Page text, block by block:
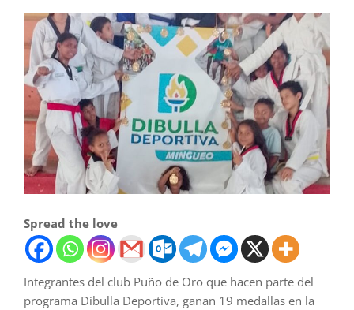
Spread the love
Integrantes del club Puño de Oro que hacen parte del
programa Dibulla Deportiva, ganan 19 medallas en la